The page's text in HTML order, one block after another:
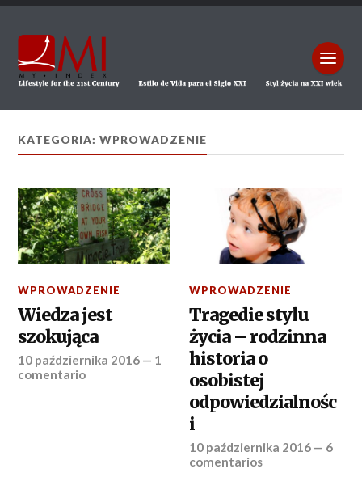
KATEGORIA: WPROWADZENIE
WPROWADZENIE
Wiedza jest
szokująca
10 października 2016 — 1
comentario
WPROWADZENIE
Tragedie stylu
życia – rodzinna
historia o
osobistej
odpowiedzialnośc
i
10 października 2016 — 6
comentarios